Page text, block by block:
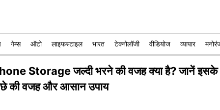
गेम्स ऑटो लाइफस्टाइल भारत टेक्नोलॉजी वीडियोज व्यापार
Storage जल्दी भरने की वजह क्या है? जानें इसके
की वजह और आसान उपाय